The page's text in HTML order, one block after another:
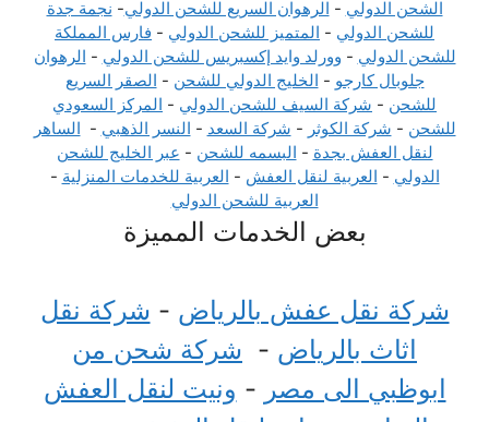
الشحن الدولي - الرهوان السريع للشحن الدولي- نجمة جدة
للشحن الدولي - المتميز للشحن الدولي - فارس المملكة
للشحن الدولي - وورلد وايد إكسبريس للشحن الدولي - الرهوان
جلوبال كارجو - الخليج الدولي للشحن - الصقر السريع
للشحن - شركة السيف للشحن الدولي - المركز السعودي
للشحن - شركة الكوثر - شركة السعد - النسر الذهبي - الساهر
لنقل العفش بجدة - البسمه للشحن - عبر الخليج للشحن
الدولي - العربية لنقل العفش - العربية للخدمات المنزلية -
العربية للشحن الدولي
بعض الخدمات المميزة
شركة نقل عفش بالرياض - شركة نقل
اثاث بالرياض - شركة شحن من
ابوظبي الى مصر - ونيت لنقل العفش